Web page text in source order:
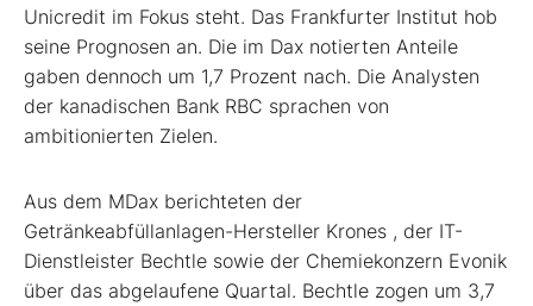
Unicredit im Fokus steht. Das Frankfurter Institut hob
seine Prognosen an. Die im Dax notierten Anteile
gaben dennoch um 1,7 Prozent nach. Die Analysten
der kanadischen Bank RBC sprachen von
ambitionierten Zielen.
Aus dem MDax berichteten der
Getränkeabfüllanlagen-Hersteller Krones , der IT-
Dienstleister Bechtle sowie der Chemiekonzern Evonik
über das abgelaufene Quartal. Bechtle zogen um 3,7